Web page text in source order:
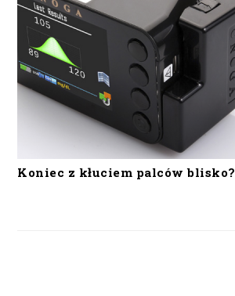
Koniec z kłuciem palców blisko?